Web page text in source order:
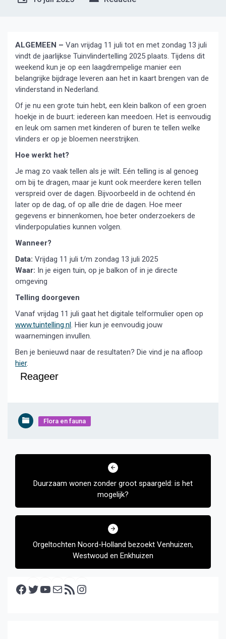
ALGEMEEN – Van vrijdag 11 juli tot en met zondag 13 juli
vindt de jaarlijkse Tuinvlindertelling 2025 plaats. Tijdens dit
weekend kun je op een laagdrempelige manier een
belangrijke bijdrage leveren aan het in kaart brengen van de
vlinderstand in Nederland.
Of je nu een grote tuin hebt, een klein balkon of een groen
hoekje in de buurt: iedereen kan meedoen. Het is eenvoudig
en leuk om samen met kinderen of buren te tellen welke
vlinders er op je bloemen neerstrijken.
Hoe werkt het?
Je mag zo vaak tellen als je wilt. Eén telling is al genoeg
om bij te dragen, maar je kunt ook meerdere keren tellen
verspreid over de dagen. Bijvoorbeeld in de ochtend én
later op de dag, of op alle drie de dagen. Hoe meer
gegevens er binnenkomen, hoe beter onderzoekers de
vlinderpopulaties kunnen volgen.
Wanneer?
Data: Vrijdag 11 juli t/m zondag 13 juli 2025
Waar: In je eigen tuin, op je balkon of in je directe
omgeving
Telling doorgeven
Vanaf vrijdag 11 juli gaat het digitale telformulier open op
www.tuintelling.nl. Hier kun je eenvoudig jouw
waarnemingen invullen.
Ben je benieuwd naar de resultaten? Die vind je na afloop
hier.
Reageer
Flora en fauna
Bericht
Duurzaam wonen zonder groot spaargeld: is het
mogelijk?
Orgeltochten Noord-Holland bezoekt Venhuizen,
Westwoud en Enkhuizen
Facebook Twitter YouTube E-mail RSS feed